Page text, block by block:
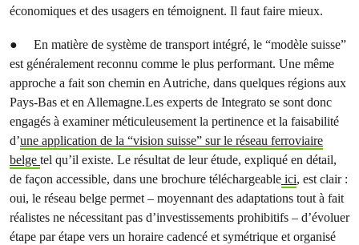
économiques et des usagers en témoignent. Il faut faire mieux.
● En matière de système de transport intégré, le “modèle suisse”
est généralement reconnu comme le plus performant. Une même
approche a fait son chemin en Autriche, dans quelques régions aux
Pays-Bas et en Allemagne.Les experts de Integrato se sont donc
engagés à examiner méticuleusement la pertinence et la faisabilité
d’une application de la “vision suisse” sur le réseau ferroviaire
belge tel qu’il existe. Le résultat de leur étude, expliqué en détail,
de façon accessible, dans une brochure téléchargeable ici, est clair :
oui, le réseau belge permet – moyennant des adaptations tout à fait
réalistes ne nécessitant pas d’investissements prohibitifs – d’évoluer
étape par étape vers un horaire cadencé et symétrique et organisé